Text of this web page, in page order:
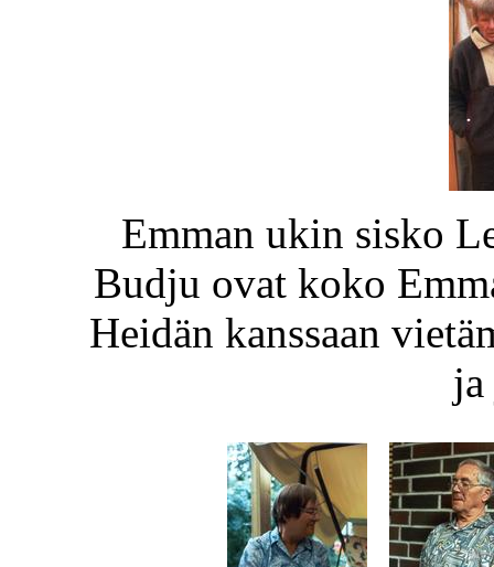
Emman ukin sisko
Budju ovat koko
Heidän kanssaan